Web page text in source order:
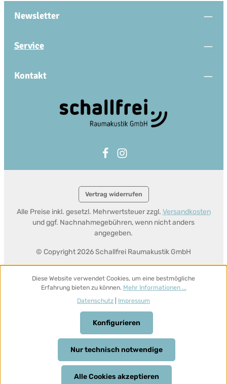
Newsletter
Service
Kontakt
Vertrag widerrufen
© Copyright 2026 Schallfrei Raumakustik GmbH
Alle Preise inkl. gesetzl. Mehrwertsteuer zzgl. Versandkosten
und ggf. Nachnahmegebühren, wenn nicht anders
angegeben.
Diese Website verwendet Cookies, um eine bestmögliche
Erfahrung bieten zu können. Mehr Informationen ...
Datenschutz
Impressum
Nur technisch notwendige
Konfigurieren
Alle Cookies akzeptieren